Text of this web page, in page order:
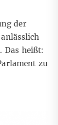
der
Das heißt:
zu